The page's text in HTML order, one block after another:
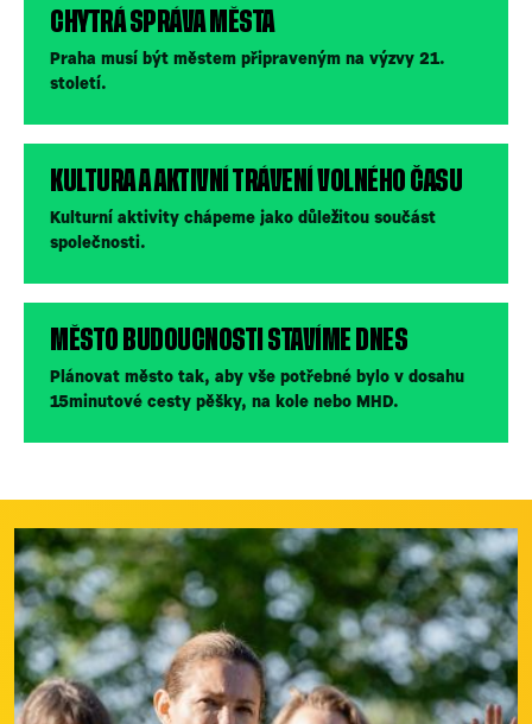
CHYTRÁ SPRÁVA MĚSTA
Praha musí být městem připraveným na výzvy 21.
století.
KULTURA A AKTIVNÍ TRÁVENÍ VOLNÉHO ČASU
Kulturní aktivity chápeme jako důležitou součást
společnosti.
MĚSTO BUDOUCNOSTI STAVÍME DNES
Plánovat město tak, aby vše potřebné bylo v dosahu
15minutové cesty pěšky, na kole nebo MHD.